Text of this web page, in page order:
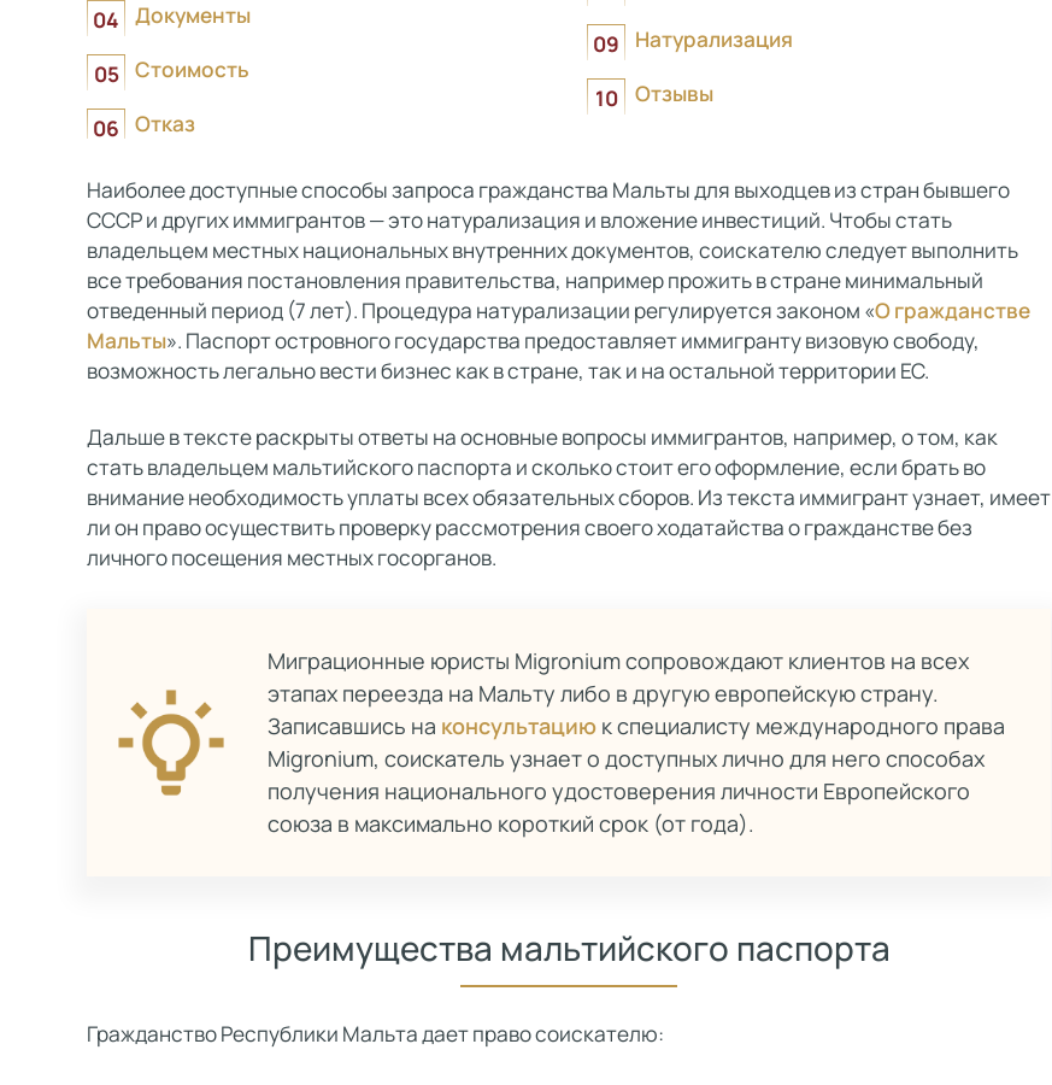
Документы
Стоимость
Отказ
Натурализация
Отзывы
Наиболее доступные способы запроса гражданства Мальты для выходцев из стран бывшего
СССР и других иммигрантов — это натурализация и вложение инвестиций. Чтобы стать
владельцем местных национальных внутренних документов, соискателю следует выполнить
все требования постановления правительства, например прожить в стране минимальный
отведенный период (7 лет). Процедура натурализации регулируется законом «О гражданстве
Мальты». Паспорт островного государства предоставляет иммигранту визовую свободу,
возможность легально вести бизнес как в стране, так и на остальной территории ЕС.
Дальше в тексте раскрыты ответы на основные вопросы иммигрантов, например, о том, как
стать владельцем мальтийского паспорта и сколько стоит его оформление, если брать во
внимание необходимость уплаты всех обязательных сборов. Из текста иммигрант узнает, имеет
ли он право осуществить проверку рассмотрения своего ходатайства о гражданстве без
личного посещения местных госорганов.
Миграционные юристы Мigronium сопровождают клиентов на всех
этапах переезда на Мальту либо в другую европейскую страну.
Записавшись на консультацию к специалисту международного права
Migronium, соискатель узнает о доступных лично для него способах
получения национального удостоверения личности Европейского
союза в максимально короткий срок (от года).
Преимущества мальтийского паспорта
Гражданство Республики Мальта дает право соискателю: